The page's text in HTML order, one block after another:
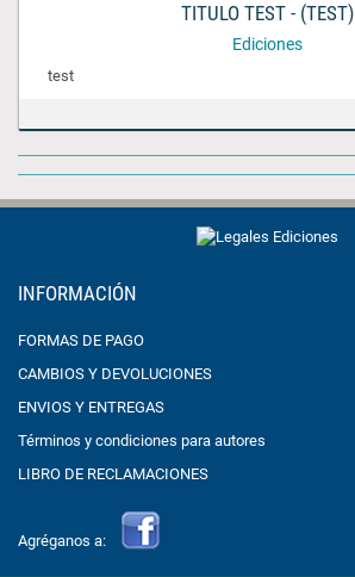
TITULO TEST - (TEST)
Ediciones
test
INFORMACIÓN
FORMAS DE PAGO
CAMBIOS Y DEVOLUCIONES
ENVIOS Y ENTREGAS
Términos y condiciones para autores
LIBRO DE RECLAMACIONES
Agréganos a: